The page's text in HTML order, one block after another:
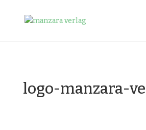
logo-manzara-